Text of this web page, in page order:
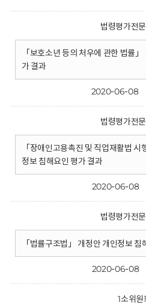
법령평가전
「보호소년 등의 처우에 관한 법률
가 결과
2020-06-08
법령평가전
「장애인고용촉진 및 직업재활법
정보 침해요인 평가 결과
2020-06-08
법령평가전
「법률구조법」 개정안 개인정보 침
2020-06-08
1소위원